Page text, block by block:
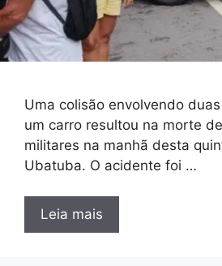
Uma colisão envolvendo
um carro resultou na morte
militares na manhã desta
Ubatuba. O acidente foi …
Leia mais